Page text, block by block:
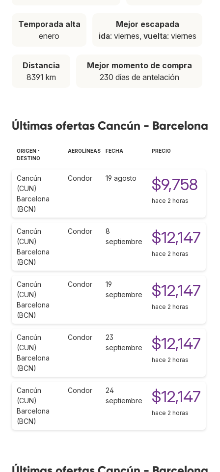
Temporada alta
enero
Mejor escapada
ida: viernes, vuelta: viernes
Distancia
8391 km
Mejor momento de compra
230 días de antelación
Últimas ofertas Cancún - Barcelona
ORIGEN -
DESTINO
AEROLÍNEAS FECHA PRECIO
Cancún
(CUN)
Barcelona
(BCN)
Condor 19 agosto $9,758
hace 2 horas
Cancún
(CUN)
Barcelona
(BCN)
Condor
8
septiembre
$12,147
hace 2 horas
Cancún
(CUN)
Barcelona
(BCN)
Condor
19
septiembre
$12,147
hace 2 horas
Cancún
(CUN)
Barcelona
(BCN)
Condor
23
septiembre
$12,147
hace 2 horas
Cancún
(CUN)
Barcelona
(BCN)
Condor
24
septiembre
$12,147
hace 2 horas